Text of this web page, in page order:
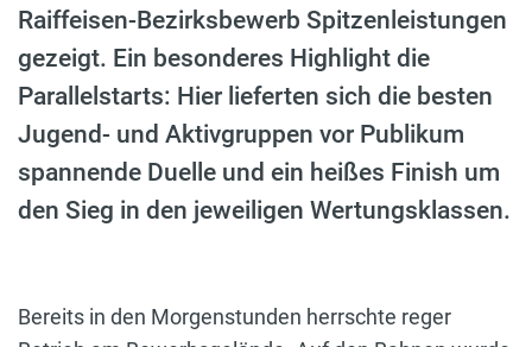
Raiffeisen-Bezirksbewerb Spitzenleistungen
gezeigt. Ein besonderes Highlight die
Parallelstarts: Hier lieferten sich die besten
Jugend- und Aktivgruppen vor Publikum
spannende Duelle und ein heißes Finish um
den Sieg in den jeweiligen Wertungsklassen.
Bereits in den Morgenstunden herrschte reger